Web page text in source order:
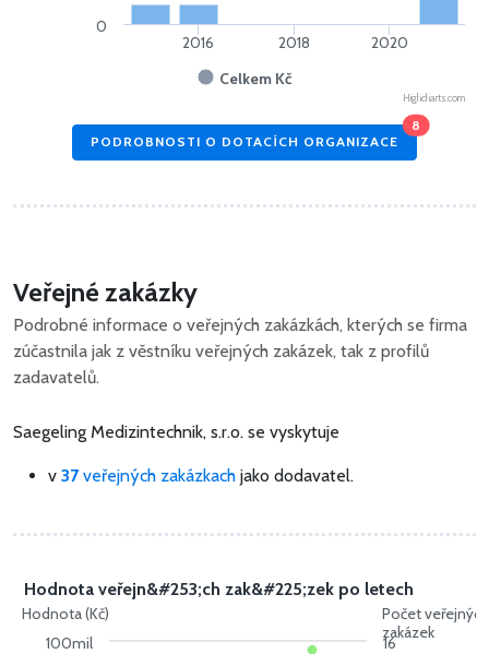
Celkem Kč
2016 2018 2020
0
Highcharts.com
PODROBNOSTI O DOTACÍCH ORGANIZACE
8
Veřejné zakázky
Podrobné informace o veřejných zakázkách, kterých se firma
zúčastnila jak z věstníku veřejných zakázek, tak z profilů
zadavatelů.
Saegeling Medizintechnik, s.r.o. se vyskytuje
v 37veřejných zakázkach jako dodavatel.
Hodnota (Kč)
Počet veřejných
zakázek
Hodnota veřejn&#253;ch zak&#225;zek po letech
100mil 16